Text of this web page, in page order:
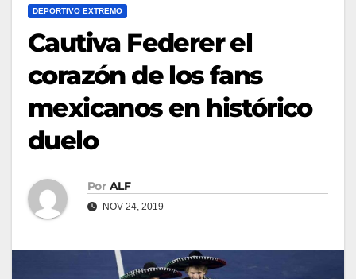
DEPORTIVO EXTREMO
Cautiva Federer el
corazón de los fans
mexicanos en histórico
duelo
Por ALF
NOV 24, 2019